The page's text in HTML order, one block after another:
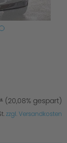
(20,08% gespart)
zzgl. Versandkosten